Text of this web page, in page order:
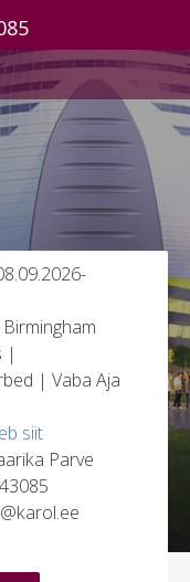
Birmingham
|
| Vaba Aja
siit
Parve